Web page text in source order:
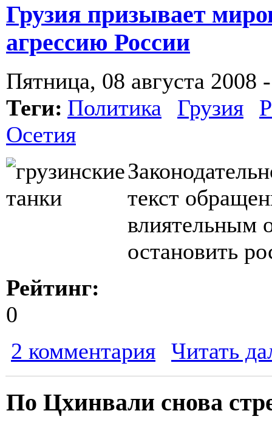
Грузия призывает
агрессию России
Пятница, 08 августа 2008
Теги: Политика Грузия
Осетия
текст
влиятельным
остановить
Рейтинг:
0
2 комментария
Читать
По Цхинвали снова